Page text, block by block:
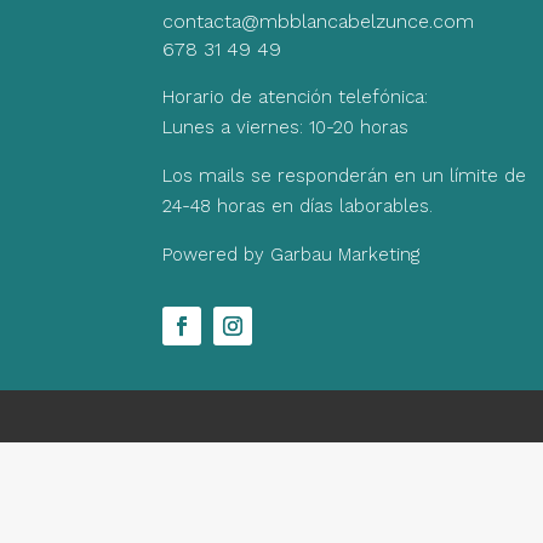
contacta@mbblancabelzunce.com
678 31 49 49
Horario de atención telefónica:
Lunes a viernes: 10-20 horas
Los mails se responderán en un límite de
24-48 horas en días laborables.
Powered by Garbau Marketing